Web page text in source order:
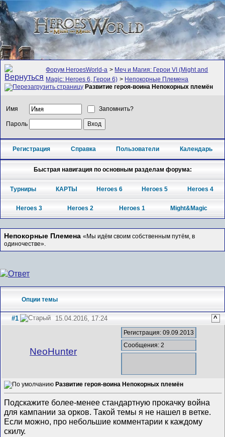
Форум HeroesWorld-а > Меч и Магия: Герои VI (Might and
Magic: Heroes 6, Герои 6) > Непокорные Племена
Развитие героя-воина Непокорных племён
Имя Запомнить?
Пароль
Регистрация Справка Пользователи Календарь
Быстрая навигация по основным разделам форума:
Турниры КАРТЫ Heroes 6 Heroes 5 Heroes 4
Heroes 3 Heroes 2 Heroes 1 Might&Magic
Непокорные Племена «Мы идём своим собственным путём, в
одиночестве».
Опции темы
#1 15.04.2016, 17:24 ^
NeoHunter
Регистрация: 09.09.2013
Сообщения: 2
Развитие героя-воина Непокорных племён
Подскажите более-менее стандартную прокачку война
для кампании за орков. Такой темы я не нашел в ветке.
Если можно, про небольшие комментарии к каждому
скилу.